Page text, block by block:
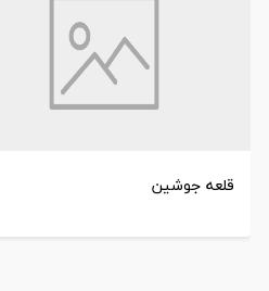
قلعه جوشین